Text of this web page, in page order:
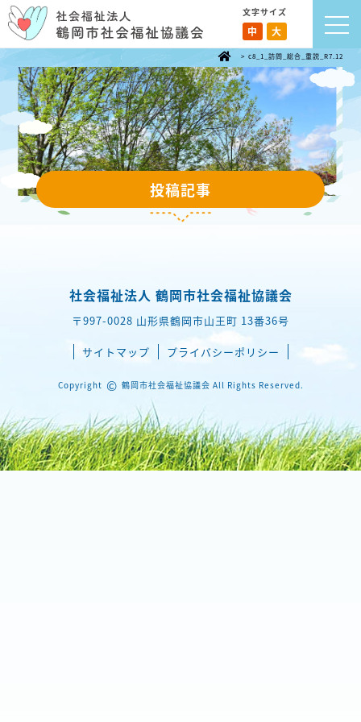
文字サイズ
中 大
> c8_1_訪問_総合_重説_R7.12
投稿記事
社会福祉法人 鶴岡市社会福祉協議会
〒997-0028 山形県鶴岡市山王町 13番36号
サイトマップ プライバシーポリシー
Copyright © 鶴岡市社会福祉協議会 All Rights Reserved.